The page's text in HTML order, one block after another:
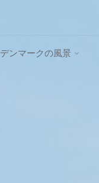
デンマークの風景